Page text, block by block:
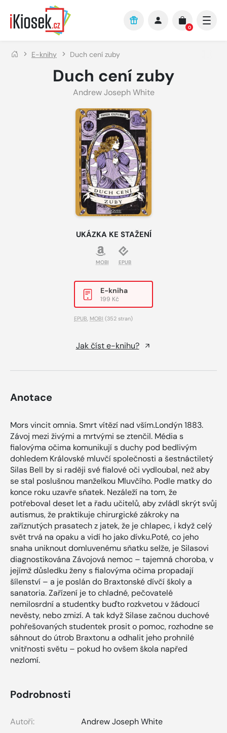
Přejít na hlavní obsah
0
E-knihy Duch cení zuby
Duch cení zuby
Andrew Joseph White
UKÁZKA KE STAŽENÍ
MOBI EPUB
E-kniha
199 Kč
EPUB, MOBI (352 stran)
Jak číst e-knihu?
Anotace
Mors vincit omnia. Smrt vítězí nad vším.Londýn 1883.
Závoj mezi živými a mrtvými se ztenčil. Média s
fialovýma očima komunikují s duchy pod bedlivým
dohledem Královské mluvčí společnosti a šestnáctiletý
Silas Bell by si raději své fialové oči vydloubal, než aby
se stal poslušnou manželkou Mluvčího. Podle matky do
konce roku uzavře sňatek. Nezáleží na tom, že
potřeboval deset let a řadu učitelů, aby zvládl skrýt svůj
autismus, že praktikuje chirurgické zákroky na
zaříznutých prasatech z jatek, že je chlapec, i když celý
svět trvá na opaku a vidí ho jako dívku.Poté, co jeho
snaha uniknout domluvenému sňatku selže, je Silasovi
diagnostikována Závojová nemoc – tajemná choroba, v
jejímž důsledku ženy s fialovýma očima propadají
šílenství – a je poslán do Braxtonské dívčí školy a
sanatoria. Zařízení je to chladné, pečovatelé
nemilosrdní a studentky buďto rozkvetou v žádoucí
nevěsty, nebo zmizí. A tak když Silase začnou duchové
pohřešovaných studentek prosit o pomoc, rozhodne se
sáhnout do útrob Braxtonu a odhalit jeho prohnilé
vnitřnosti světu – pokud ho ovšem škola napřed
nezlomí.
Podrobnosti
Autoři:
Andrew Joseph White